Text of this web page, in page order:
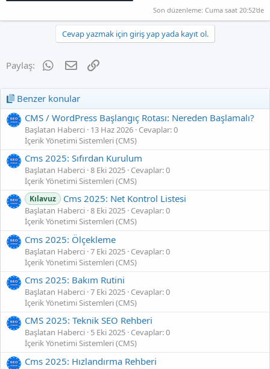
Son düzenleme: Cuma saat 20:52'de
Cevap yazmak için giriş yap yada kayıt ol.
Paylaş: WhatsApp
E-posta
Benzer konular
CMS / WordPress Başlangıç Rotası: Nereden Başlamalı?
Başlatan Haberci 13 Haz 2026 Cevaplar: 0
İçerik Yönetimi Sistemleri (CMS)
Cms 2025: Sıfırdan Kurulum
Başlatan Haberci 8 Eki 2025 Cevaplar: 0
İçerik Yönetimi Sistemleri (CMS)
Kılavuz Cms 2025: Net Kontrol Listesi
Başlatan Haberci 8 Eki 2025 Cevaplar: 0
İçerik Yönetimi Sistemleri (CMS)
Cms 2025: Ölçekleme
Başlatan Haberci 7 Eki 2025 Cevaplar: 0
İçerik Yönetimi Sistemleri (CMS)
Cms 2025: Bakım Rutini
Başlatan Haberci 7 Eki 2025 Cevaplar: 0
İçerik Yönetimi Sistemleri (CMS)
CMS 2025: Teknik SEO Rehberi
Başlatan Haberci 5 Eki 2025 Cevaplar: 0
İçerik Yönetimi Sistemleri (CMS)
Cms 2025: Hızlandırma Rehberi